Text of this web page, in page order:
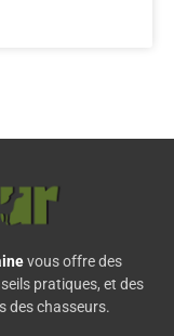
vous offre des
pratiques, et des
des chasseurs.